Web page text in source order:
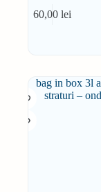
60,00 lei